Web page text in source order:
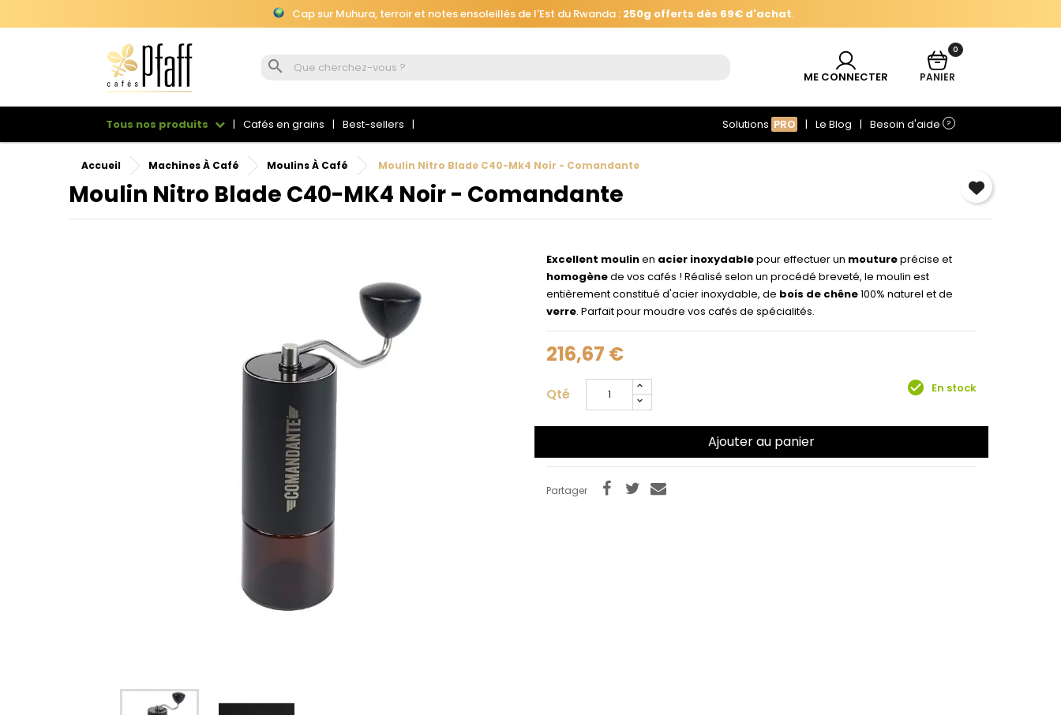
Cap sur Muhura, terroir et notes ensoleillés de l'Est du Rwanda : 250g offerts dès 69€ d'achat.
Cap sur Muhura, terroir et notes ensoleillés de l'Est du Rwanda :

ME CONNECTER
0
PANIER
Tous nos produits Cafés en grains Best-sellers Solutions PRO Le Blog Besoin d'aide ?
Accueil Machines À Café Moulins À Café Moulin Nitro Blade C40-Mk4 Noir - Comandante
Moulin Nitro Blade C40-MK4 Noir - Comandante
Excellent moulinen acier inoxydablepour effectuer un moutureprécise et
homogènede vos cafés ! Réalisé selon un procédé breveté, le moulin est
entièrement constitué d'acier inoxydable, de bois de chêne100% naturel et de
verre. Parfait pour moudre vos cafés de spécialités.
216,67 €
Qté check_circle En stock
Ajouter au panier
Partager
Se connecter ×
Vous devez être connecté pour enregistrer les produits de votre liste de
Se connecter